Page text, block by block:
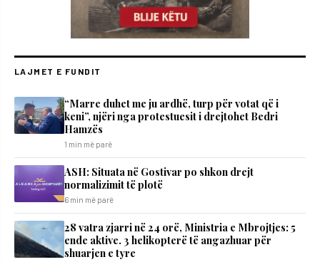
LAJMET E FUNDIT
“Marre duhet me ju ardhë, turp për votat që i
keni”, njëri nga protestuesit i drejtohet Bedri
Hamzës
1 min më parë
ASH: Situata në Gostivar po shkon drejt
normalizimit të plotë
6 min më parë
28 vatra zjarri në 24 orë, Ministria e Mbrojtjes: 5
ende aktive. 3 helikopterë të angazhuar për
shuarjen e tyre